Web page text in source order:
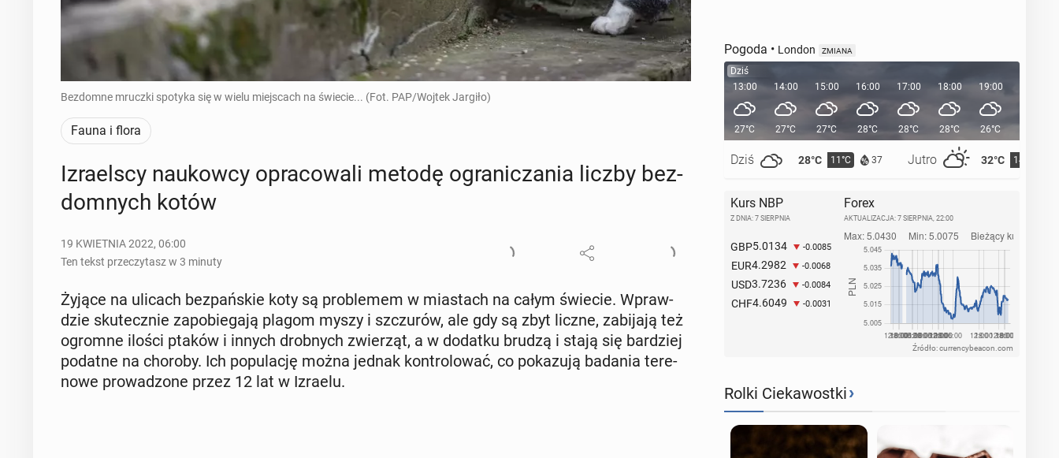
Bezdomne mruczki spotyka się w wielu miejscach na świecie... (Fot. PAP/Wojtek Jargiło)
Fauna i flora
Izra­el­scy na­ukow­cy opra­co­wa­li metodę ogra­ni­cza­nia liczby bez­
dom­nych kotów
19 KWIETNIA 2022, 06:00
Ten tekst przeczytasz w 3 minuty
Żyjące na ulicach bez­pań­skie koty są pro­ble­mem w mia­stach na całym świecie. Wpraw­
dzie sku­tecz­nie za­po­bie­ga­ją plagom myszy i szczu­rów, ale gdy są zbyt liczne, za­bi­ja­ją też
ogromne ilości ptaków i innych drob­nych zwie­rząt, a w dodatku brudzą i stają się bar­dziej
podatne na choroby. Ich po­pu­la­cję można jednak kon­tro­lo­wać, co po­ka­zu­ją badania te­re­
no­we pro­wa­dzo­ne przez 12 lat w Izraelu.
Pogoda • London ZMIANA
Dziś
13:00
27°C
Dziś 28°C 11°C 37 Jutro 32°C 14°C
14:00
27°C
15:00
27°C
16:00
28°C
17:00
28°C
18:00
28°C
19:00
26°C
Kurs NBP
Z DNIA: 7 SIERPNIA
GBP5.0134 -0.0085
EUR4.2982 -0.0068
USD3.7236 -0.0084
CHF4.6049 -0.0031
Forex
AKTUALIZACJA: 7 SIERPNIA, 22:00
Źródło: currencybeacon.com
Rolki Ciekawostki›